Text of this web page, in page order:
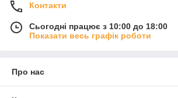
Контакти
Сьогодні працює з 10:00 до 18:00
Показати весь графік роботи
Про нас